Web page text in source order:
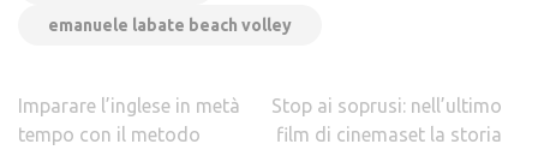
emanuele labate beach volley
Navigazione
articoli
Imparare l’inglese in metà
tempo con il metodo
Stop ai soprusi: nell’ultimo
film di cinemaset la storia